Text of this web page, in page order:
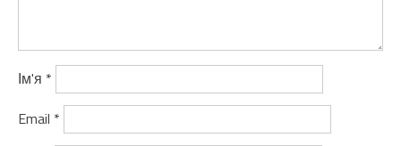
Ім'я *
Email *